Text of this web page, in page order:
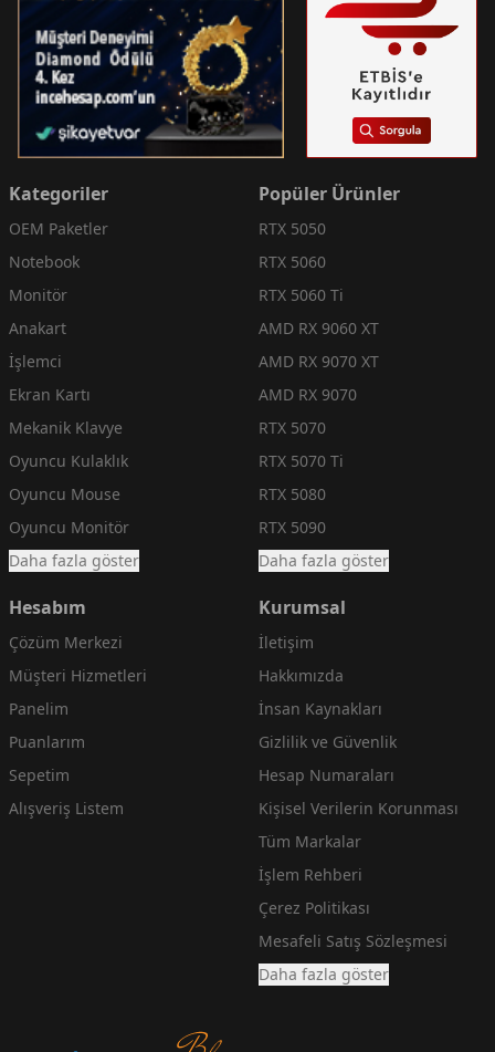
Kategoriler
OEM Paketler
Notebook
Monitör
Anakart
İşlemci
Ekran Kartı
Mekanik Klavye
Oyuncu Kulaklık
Oyuncu Mouse
Oyuncu Monitör
Daha fazla göster
Popüler Ürünler
RTX 5050
RTX 5060
RTX 5060 Ti
AMD RX 9060 XT
AMD RX 9070 XT
AMD RX 9070
RTX 5070
RTX 5070 Ti
RTX 5080
RTX 5090
Daha fazla göster
Hesabım
Çözüm Merkezi
Müşteri Hizmetleri
Panelim
Puanlarım
Sepetim
Alışveriş Listem
Kurumsal
İletişim
Hakkımızda
İnsan Kaynakları
Gizlilik ve Güvenlik
Hesap Numaraları
Kişisel Verilerin Korunması
Tüm Markalar
İşlem Rehberi
Çerez Politikası
Mesafeli Satış Sözleşmesi
Daha fazla göster